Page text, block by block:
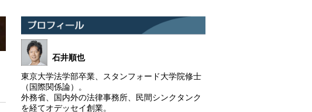
石井順也
東京大学法学部卒業、スタンフォード大学院修士
（国際関係論）。
外務省、国内外の法律事務所、民間シンクタンク
を経てオデッセイ創業。